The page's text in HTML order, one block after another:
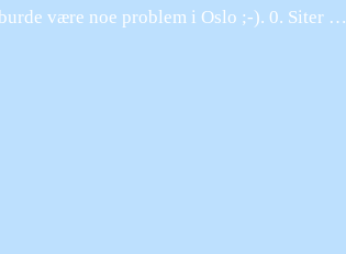
være noe problem i Oslo ;-). 0. Siter …